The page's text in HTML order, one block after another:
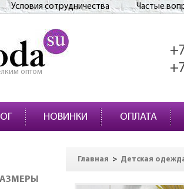
Условия сотрудничества Частые
оптом
НОВИНКИ ОПЛАТА
Главная > Детская